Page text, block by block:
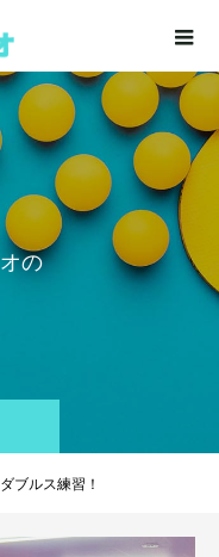
オの
ダブルス練習！